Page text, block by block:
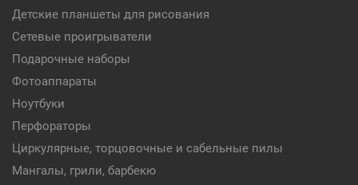
Детские планшеты для рисования
Сетевые проигрыватели
Подарочные наборы
Фотоаппараты
Ноутбуки
Перфораторы
Циркулярные, торцовочные и сабельные пилы
Мангалы, грили, барбекю